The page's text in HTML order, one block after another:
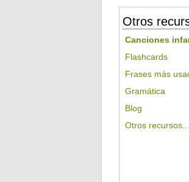
Otros
Canciones
Flashcards
Frases más
Gramática
Blog
Otros recursos...